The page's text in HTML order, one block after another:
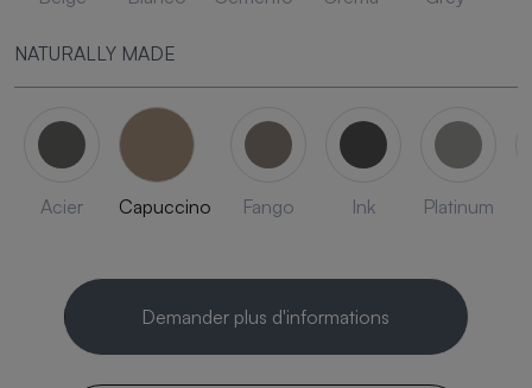
NATURALLY MADE
Acier Capuccino Fango Ink Platinum
Demander plus d'informations